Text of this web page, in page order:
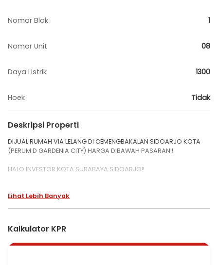
Nomor Blok 1
Nomor Unit 08
Daya Listrik 1300
Hoek Tidak
Deskripsi Properti
DIJUAL RUMAH VIA LELANG DI CEMENGBAKALAN SIDOARJO KOTA
(PERUM D GARDENIA CITY) HARGA DIBAWAH PASARAN!!
HALO INVESTOR KOTA SURABAYA SIDOARJO!!
PERUMAHAN D GARDENIA CITY 1/08
DS/KEL. CEMENBAKALAN KEC. SIDOARJO
Lihat Lebih Banyak
Kalkulator KPR